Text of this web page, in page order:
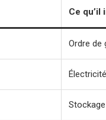
Ce qu’il
Ordre de